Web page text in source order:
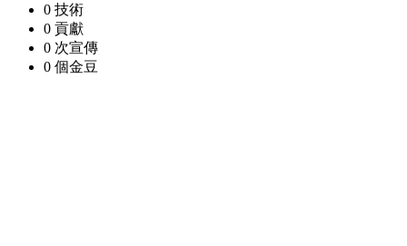
0 技術
0 貢獻
0 次宣傳
0 個金豆